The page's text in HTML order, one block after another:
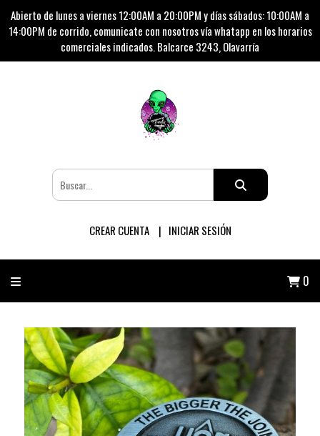
Abierto de lunes a viernes 12:00AM a 20:00PM y días sábados: 10:00AM a
14:00PM de corrido, comunicate con nosotros vía whatapp en los horarios
comerciales indicados. Balcarce 3243, Olavarría
CREAR CUENTA INICIAR SESIÓN
0